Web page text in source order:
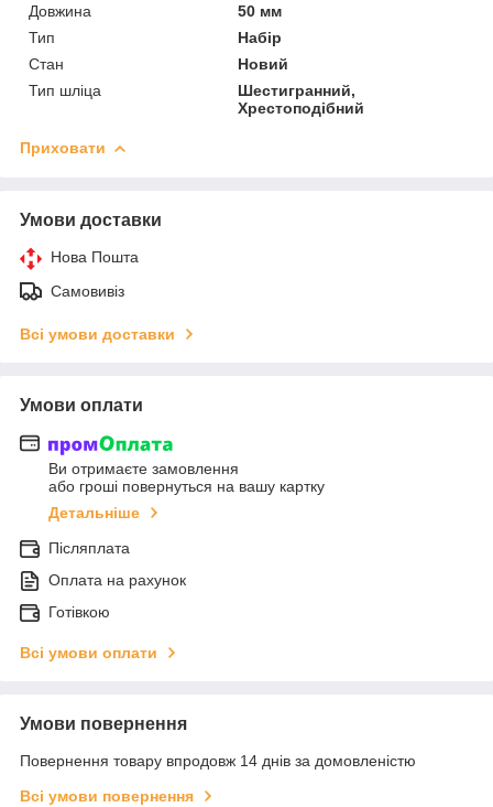
Довжина
50 мм
Тип
Набір
Стан
Новий
Тип шліца
Шестигранний,
Хрестоподібний
Приховати
Умови доставки
Нова Пошта
Самовивіз
Всі умови доставки
Умови оплати
Ви отримаєте замовлення
або гроші повернуться на вашу картку
Детальніше
Післяплата
Оплата на рахунок
Готівкою
Всі умови оплати
Умови повернення
Повернення товару впродовж 14 днів за домовленістю
Всі умови повернення